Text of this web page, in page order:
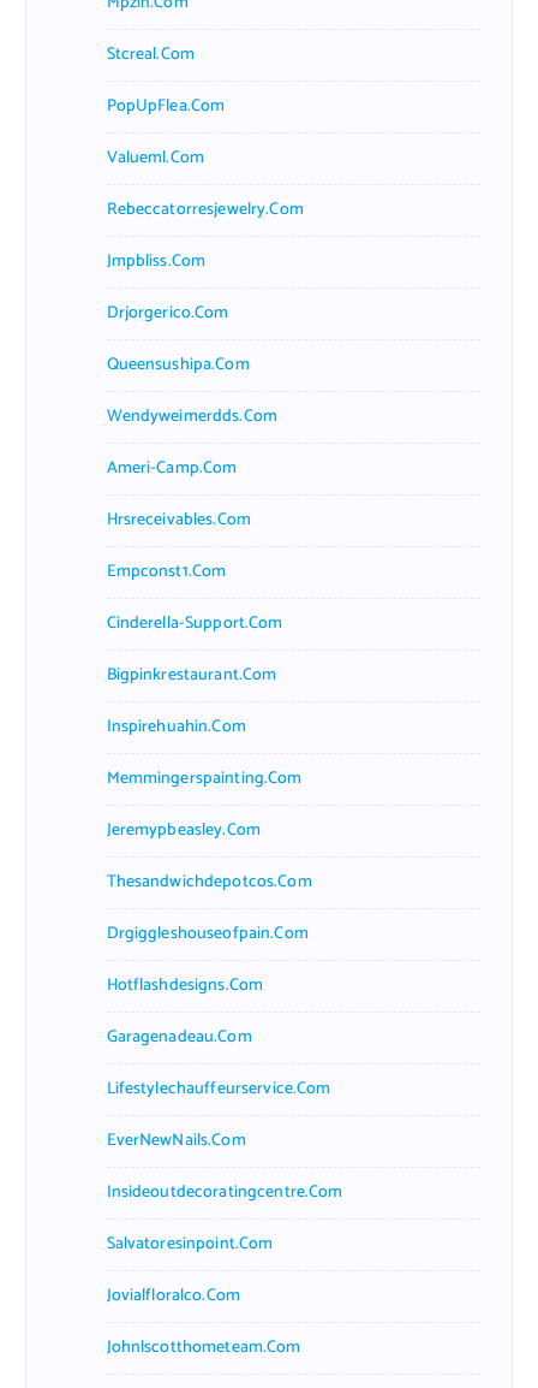
Stcreal.com
PopUpFlea.com
Valueml.com
Rebeccatorresjewelry.com
Jmpbliss.com
Drjorgerico.com
Queensushipa.com
Wendyweimerdds.com
Ameri-Camp.com
Hrsreceivables.com
Empconst1.com
Cinderella-Support.com
Bigpinkrestaurant.com
Inspirehuahin.com
Memmingerspainting.com
Jeremypbeasley.com
Thesandwichdepotcos.com
Drgiggleshouseofpain.com
Hotflashdesigns.com
Garagenadeau.com
Lifestylechauffeurservice.com
EverNewNails.com
Insideoutdecoratingcentre.com
Salvatoresinpoint.com
Jovialfloralco.com
Johnlscotthometeam.com